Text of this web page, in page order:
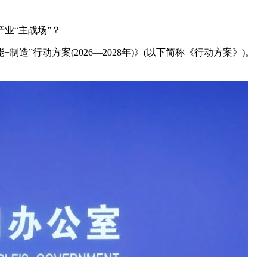
“主战场”？
造”行动方案(2026—2028年)》(以下简称《行动方案》)。